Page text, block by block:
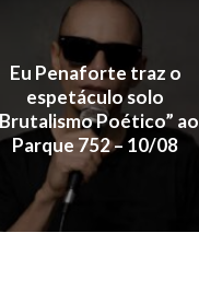
Eu Penaforte traz o
espetáculo solo
Poético” ao
Parque 752 – 10/08